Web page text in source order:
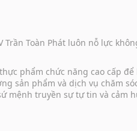
Toàn Phát luôn nỗ lực
phẩm chức năng cao cấp
sản phẩm và dịch vụ chăm
mệnh truyền sự tự tin và cảm